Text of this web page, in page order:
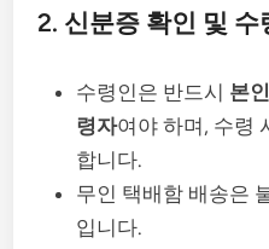
2. 신분증 확인 및 수
수령인은 반드시 본
령자여야 하며, 수령
합니다.
무인 택배함 배송은
입니다.